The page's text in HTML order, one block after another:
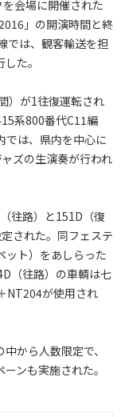
会場に開催された
」の開演時間と終
では、観客輸送を担
た。
）が1往復運転され
系800番代C11編
では、県内を中心に
ズの生演奏が行われ
往路）と151D（復
された。同フェステ
ット）をあしらった
（往路）の車輌は七
NT204が使用され
から人数限定で、
ンも実施された。